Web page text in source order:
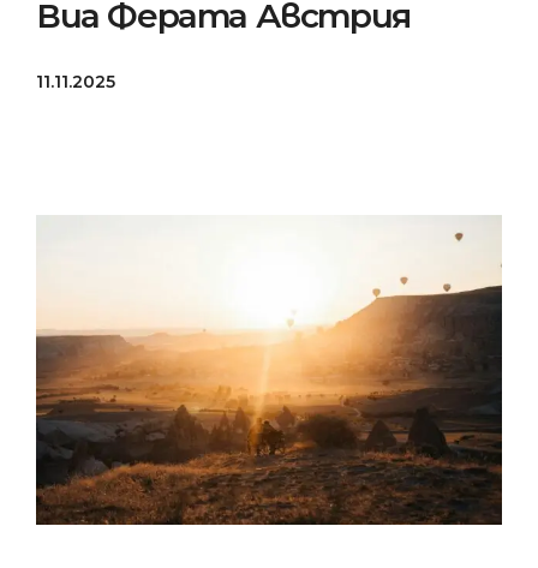
Виа Ферата Австрия
11.11.2025